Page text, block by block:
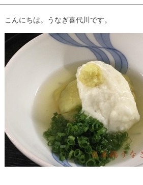
こんにちは。うなぎ喜代川です。